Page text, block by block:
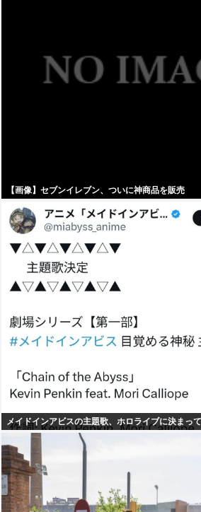
【画像】セブンイレブン、ついに神商品を販売
メイドインアビスの主題歌、ホロライブに決まっ